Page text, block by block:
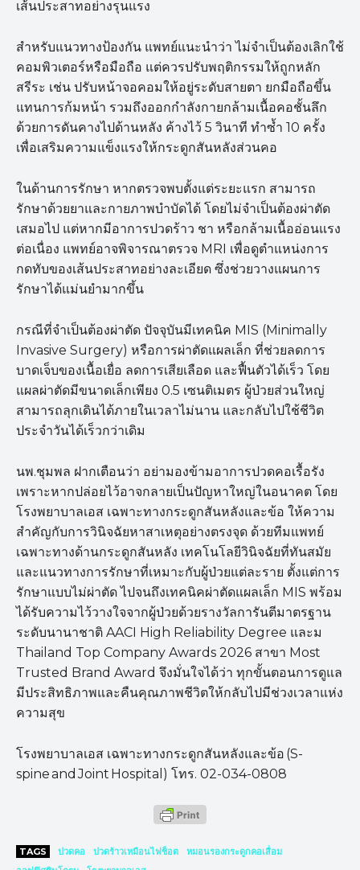
เส้นประสาทอย่างรุนแรง
สำหรับแนวทางป้องกัน แพทย์แนะนำว่า ไม่จำเป็นต้องเลิกใช้
คอมพิวเตอร์หรือมือถือ แต่ควรปรับพฤติกรรมให้ถูกหลัก
สรีระ เช่น ปรับหน้าจอคอมให้อยู่ระดับสายตา ยกมือถือขึ้น
แทนการก้มหน้า รวมถึงออกกำลังกายกล้ามเนื้อคอชั้นลึก
ด้วยการดันคางไปด้านหลัง ค้างไว้ 5 วินาที ทำซ้ำ 10 ครั้ง
เพื่อเสริมความแข็งแรงให้กระดูกสันหลังส่วนคอ
ในด้านการรักษา หากตรวจพบตั้งแต่ระยะแรก สามารถ
รักษาด้วยยาและกายภาพบำบัดได้ โดยไม่จำเป็นต้องผ่าตัด
เสมอไป แต่หากมีอาการปวดร้าว ชา หรือกล้ามเนื้ออ่อนแรง
ต่อเนื่อง แพทย์อาจพิจารณาตรวจ MRI เพื่อดูตำแหน่งการ
กดทับของเส้นประสาทอย่างละเอียด ซึ่งช่วยวางแผนการ
รักษาได้แม่นยำมากขึ้น
กรณีที่จำเป็นต้องผ่าตัด ปัจจุบันมีเทคนิค MIS (Minimally
Invasive Surgery) หรือการผ่าตัดแผลเล็ก ที่ช่วยลดการ
บาดเจ็บของเนื้อเยื่อ ลดการเสียเลือด และฟื้นตัวได้เร็ว โดย
แผลผ่าตัดมีขนาดเล็กเพียง 0.5 เซนติเมตร ผู้ป่วยส่วนใหญ่
สามารถลุกเดินได้ภายในเวลาไม่นาน และกลับไปใช้ชีวิต
ประจำวันได้เร็วกว่าเดิม
นพ.ชุมพล ฝากเตือนว่า อย่ามองข้ามอาการปวดคอเรื้อรัง
เพราะหากปล่อยไว้อาจกลายเป็นปัญหาใหญ่ในอนาคต โดย
โรงพยาบาลเอส เฉพาะทางกระดูกสันหลังและข้อ ให้ความ
สำคัญกับการวินิจฉัยหาสาเหตุอย่างตรงจุด ด้วยทีมแพทย์
เฉพาะทางด้านกระดูกสันหลัง เทคโนโลยีวินิจฉัยที่ทันสมัย
และแนวทางการรักษาที่เหมาะกับผู้ป่วยแต่ละราย ตั้งแต่การ
รักษาแบบไม่ผ่าตัด ไปจนถึงเทคนิคผ่าตัดแผลเล็ก MIS พร้อม
ได้รับความไว้วางใจจากผู้ป่วยด้วยรางวัลการันตีมาตรฐาน
ระดับนานาชาติ AACI High Reliability Degree และม
Thailand Top Company Awards 2026 สาขา Most
Trusted Brand Award จึงมั่นใจได้ว่า ทุกขั้นตอนการดูแล
มีประสิทธิภาพและคืนคุณภาพชีวิตให้กลับไปมีช่วงเวลาแห่ง
ความสุข
โรงพยาบาลเอส เฉพาะทางกระดูกสันหลังและข้อ (S-
spine and Joint Hospital) โทร. 02-034-0808
TAGS ปวดคอ ปวดร้าวเหมือนไฟช็อต
หมอนรองกระดูกคอเสื่อม